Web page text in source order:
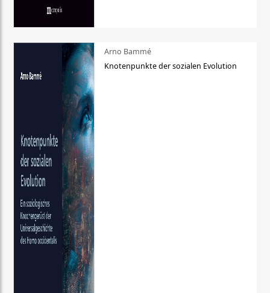
Arno Bammé
Knotenpunkte der sozialen Evolution